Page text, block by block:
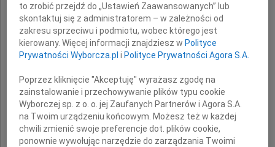
Andrzej Kubiak
adwokat
w latach 1994-997 oraz 2002-2009
to zrobić przejdź do „Ustawień Zaawansowanych” lub
skontaktuj się z administratorem – w zależności od
zakresu sprzeciwu i podmiotu, wobec którego jest
kierowany. Więcej informacji znajdziesz wPolityce
Prywatności Wyborcza.pl iPolityce Prywatności Agora S.A.
Poprzez kliknięcie "Akceptuję" wyrażasz zgodę na
zainstalowanie i przechowywanie plików typu cookie
Wyborczej sp. z o. o. jej Zaufanych Partnerów i Agora S.A.
na Twoim urządzeniu końcowym. Możesz też w każdej
chwili zmienić swoje preferencje dot. plików cookie,
ponownie wywołując narzędzie do zarządzania Twoimi